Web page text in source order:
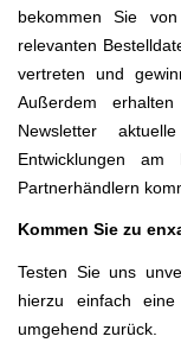
bekommen Sie
relevanten
vertreten und
Außerdem
Newsletter
Entwicklungen
Partnerhändlern
Kommen Sie zu
Testen Sie uns
hierzu einfach
umgehend zurück.